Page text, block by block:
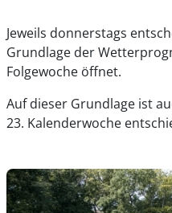
Jeweils donnerstags
Grundlage der
Folgewoche öffnet.
Auf dieser Grundlage ist
23. Kalenderwoche